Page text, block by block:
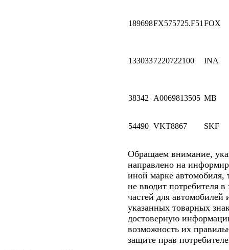
189698FX575725.F51 FOX
1330337220722100 INA
38342 A0069813505 MB
54490 VKT8867 SKF
Обращаем внимание,
направлено на
иной марке автомобиля,
не вводит потребителя
частей для автомобилей
указанных товарных
достоверную
возможность их
защите прав